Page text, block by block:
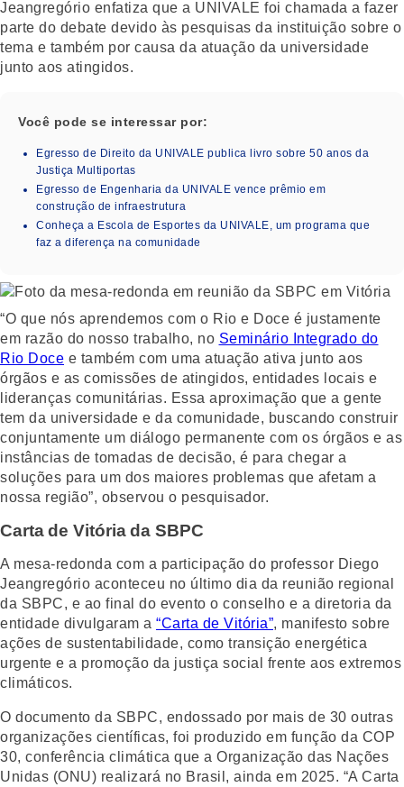
Jeangregório enfatiza que a UNIVALE foi chamada a fazer
parte do debate devido às pesquisas da instituição sobre o
tema e também por causa da atuação da universidade
junto aos atingidos.
Você pode se interessar por:
Egresso de Direito da UNIVALE publica livro sobre 50 anos da
Justiça Multiportas
Egresso de Engenharia da UNIVALE vence prêmio em
construção de infraestrutura
Conheça a Escola de Esportes da UNIVALE, um programa que
faz a diferença na comunidade
“O que nós aprendemos com o Rio e Doce é justamente
em razão do nosso trabalho, no Seminário Integrado do
Rio Doce e também com uma atuação ativa junto aos
órgãos e as comissões de atingidos, entidades locais e
lideranças comunitárias. Essa aproximação que a gente
tem da universidade e da comunidade, buscando construir
conjuntamente um diálogo permanente com os órgãos e as
instâncias de tomadas de decisão, é para chegar a
soluções para um dos maiores problemas que afetam a
nossa região”, observou o pesquisador.
Carta de Vitória da SBPC
A mesa-redonda com a participação do professor Diego
Jeangregório aconteceu no último dia da reunião regional
da SBPC, e ao final do evento o conselho e a diretoria da
entidade divulgaram a “Carta de Vitória”, manifesto sobre
ações de sustentabilidade, como transição energética
urgente e a promoção da justiça social frente aos extremos
climáticos.
O documento da SBPC, endossado por mais de 30 outras
organizações científicas, foi produzido em função da COP
30, conferência climática que a Organização das Nações
Unidas (ONU) realizará no Brasil, ainda em 2025. “A Carta